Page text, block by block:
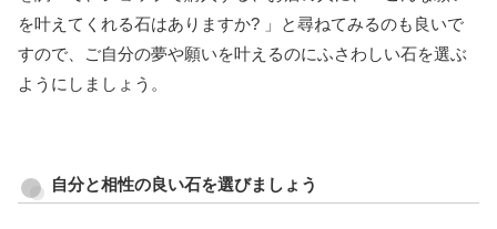
を叶えてくれる石はありますか? 」と尋ねてみるのも良いで
すので、ご自分の夢や願いを叶えるのにふさわしい石を選ぶ
ようにしましょう。
自分と相性の良い石を選びましょう